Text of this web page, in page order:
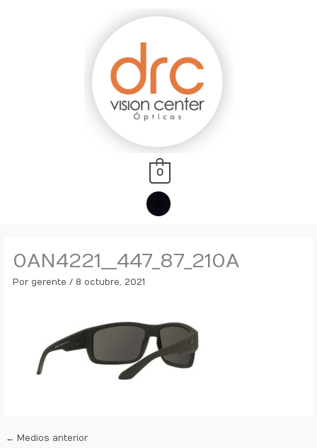
MENÚ
PRINCIPAL
0
0AN4221__447_87_210A
Por gerente/ 8 octubre, 2021
← Medios anterior